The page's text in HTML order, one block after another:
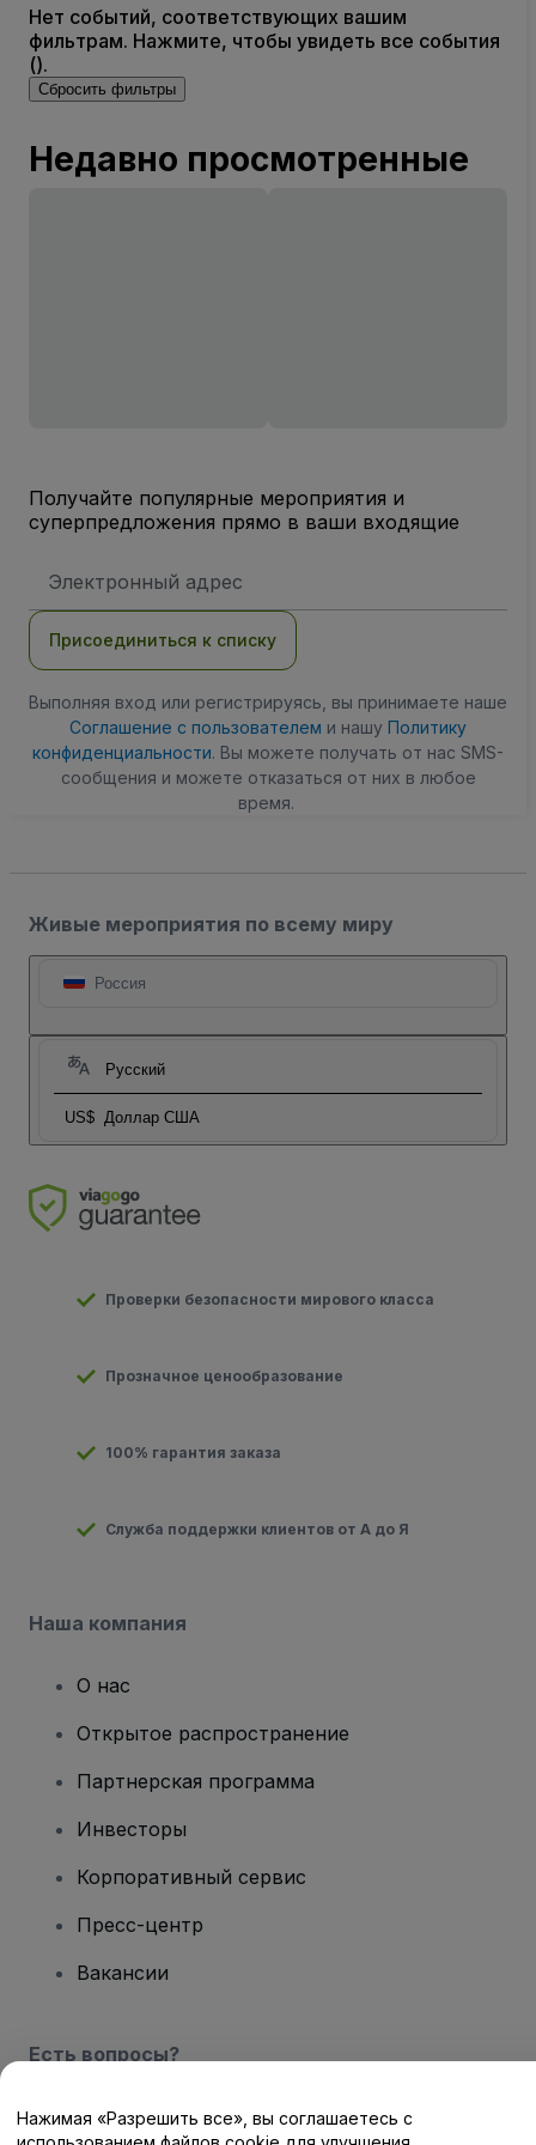
Нет событий, соответствующих вашим
фильтрам. Нажмите, чтобы увидеть все события
().
Сбросить фильтры
Недавно просмотренные
Получайте популярные мероприятия и
суперпредложения прямо в ваши входящие
электронной
Присоединиться к списку
Выполняя вход или регистрируясь, вы принимаете наше
Соглашение с пользователем и нашу Политику
конфиденциальности. Вы можете получать от нас SMS-
сообщения и можете отказаться от них в любое
время.
Живые мероприятия по всему миру
Россия
Русский
US$ Доллар США
Проверки безопасности мирового класса
Прозначное ценообразование
100% гарантия заказа
Служба поддержки клиентов от А до Я
Наша компания
О нас
Открытое распространение
Партнерская программа
Инвесторы
Корпоративный сервис
Пресс-центр
Вакансии
Есть вопросы?
Центр помощи / Свяжитесь с нами
Нажимая «Разрешить все», вы соглашаетесь с